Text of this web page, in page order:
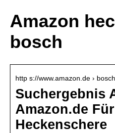
Amazon
bosch
http s://www.amazon.de ›
Suchergebnis
Amazon.de
Heckenschere